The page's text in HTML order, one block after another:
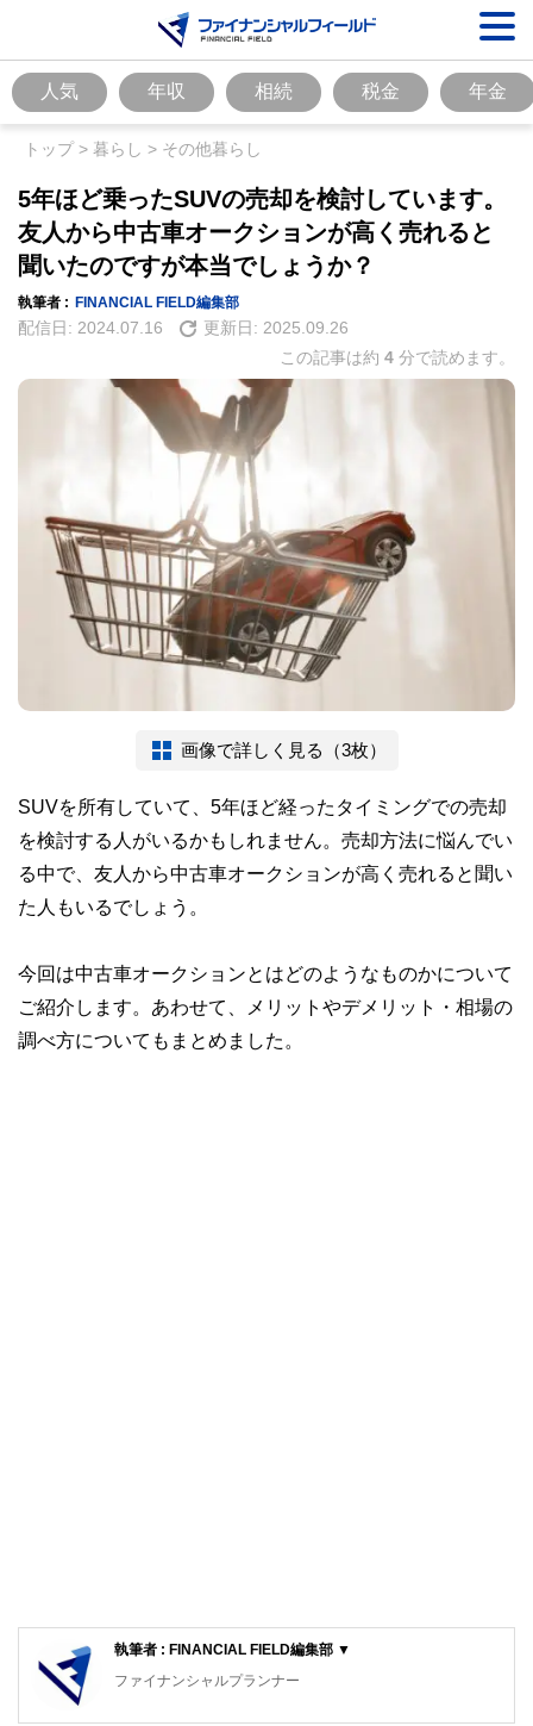
人気 年収 相続 税金 年金
トップ> 暮らし > その他暮らし
5年ほど乗ったSUVの売却を検討しています。
友人から中古車オークションが高く売れると
聞いたのですが本当でしょうか？
執筆者 : FINANCIAL FIELD編集部
配信日: 2024.07.16 更新日: 2025.09.26
この記事は約 4 分で読めます。
画像で詳しく見る（3枚）
SUVを所有していて、5年ほど経ったタイミングでの売却
を検討する人がいるかもしれません。売却方法に悩んでい
る中で、友人から中古車オークションが高く売れると聞い
た人もいるでしょう。
今回は中古車オークションとはどのようなものかについて
ご紹介します。あわせて、メリットやデメリット・相場の
調べ方についてもまとめました。
執筆者 : FINANCIAL FIELD編集部 ▼
ファイナンシャルプランナー
FinancialField編集部は、金融、経済に関する記事を、日々